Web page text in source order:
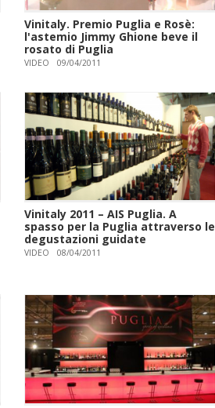
Vinitaly. Premio Puglia e Rosè:
l'astemio Jimmy Ghione beve il
rosato di Puglia
VIDEO 09/04/2011
Vinitaly 2011 – AIS Puglia. A
spasso per la Puglia attraverso le
degustazioni guidate
VIDEO 08/04/2011